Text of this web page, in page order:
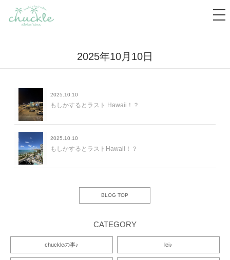
2025年10月10日
2025.10.10
もしかするとラスト Hawaii！？
2025.10.10
もしかするとラストHawaii！？
BLOG TOP
CATEGORY
chuckleの事♪ lei♪